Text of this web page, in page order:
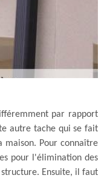
par rapport
autre tache qui se fait
maison. Pour connaître
pour l'élimination des
Ensuite, il faut